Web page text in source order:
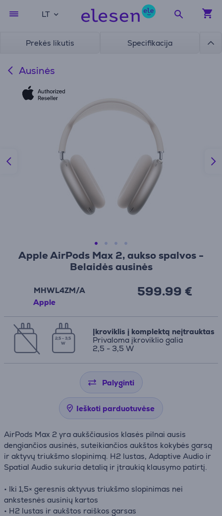
LT
Prekės likutis Specifikacija
Ausinės
Apple AirPods Max 2, aukso spalvos -
Belaidės ausinės
MHWL4ZM/A
Apple
599.99 €
2,5 - 3,5
W
Įkroviklis į komplektą neįtrauktas
Privaloma įkroviklio galia
2,5 - 3,5 W
Palyginti
Ieškoti parduotuvėse
AirPods Max 2 yra aukščiausios klasės pilnai ausis
dengiančios ausinės, suteikiančios aukštos kokybės garsą
ir aktyvų triukšmo slopinimą. H2 lustas, Adaptive Audio ir
Spatial Audio sukuria detalią ir įtraukią klausymo patirtį.
• Iki 1,5× geresnis aktyvus triukšmo slopinimas nei
ankstesnės ausinių kartos
• H2 lustas ir aukštos raiškos garsas